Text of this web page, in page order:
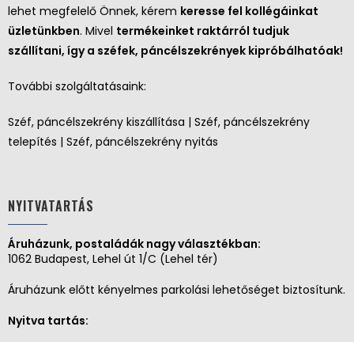
lehet megfelelő Önnek, kérem keresse fel kollégáinkat
üzletünkben. Mivel termékeinket raktárról tudjuk
szállítani, így a széfek, páncélszekrények kipróbálhatóak!
További szolgáltatásaink:
Széf, páncélszekrény kiszállítása | Széf, páncélszekrény
telepítés | Széf, páncélszekrény nyitás
NYITVATARTÁS
Áruházunk, postaládák nagy választékban:
1062 Budapest, Lehel út 1/C (Lehel tér)
Áruházunk előtt kényelmes parkolási lehetőséget biztosítunk.
Nyitva tartás: